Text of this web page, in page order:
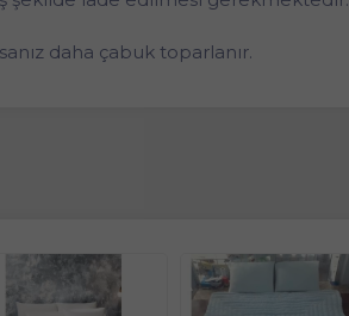
daha çabuk toparlanır.